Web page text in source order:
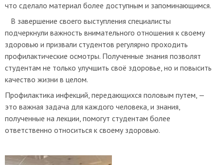
что сделало материал более доступным и запоминающимся.
В завершение своего выступления специалисты
подчеркнули важность внимательного отношения к своему
здоровью и призвали студентов регулярно проходить
профилактические осмотры. Полученные знания позволят
студентам не только улучшить своё здоровье, но и повысить
качество жизни в целом.
Профилактика инфекций, передающихся половым путем, —
это важная задача для каждого человека, и знания,
полученные на лекции, помогут студентам более
ответственно относиться к своему здоровью.